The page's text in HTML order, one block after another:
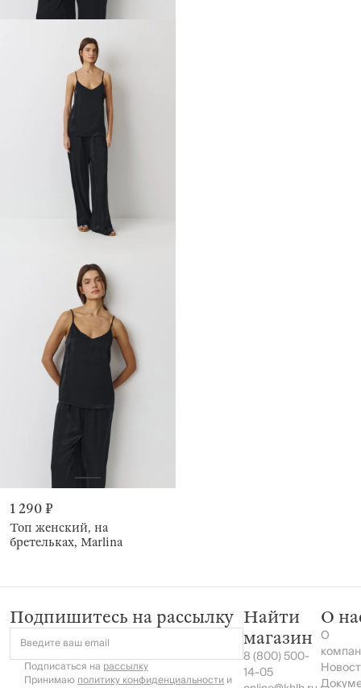
1 290 ₽
Топ женский, на
бретельках, Marlina
Подпишитесь на рассылку
Введите ваш email
Подписаться на рассылку
Принимаюполитику конфиденциальностии
Найти
магазин
8 (800) 500-
14-05
О
О